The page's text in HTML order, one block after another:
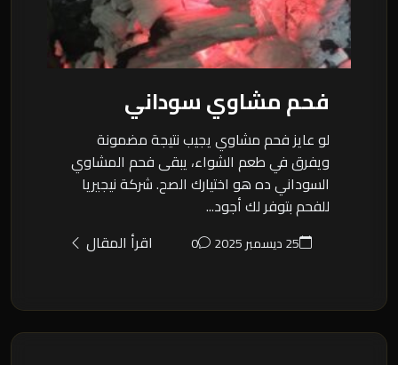
فحم مشاوي سوداني
لو عايز فحم مشاوي يجيب نتيجة مضمونة
ويفرق في طعم الشواء، يبقى فحم المشاوي
السوداني ده هو اختيارك الصح. شركة نيجيريا
للفحم بتوفر لك أجود...
25 ديسمبر 2025 0 اقرأ المقال